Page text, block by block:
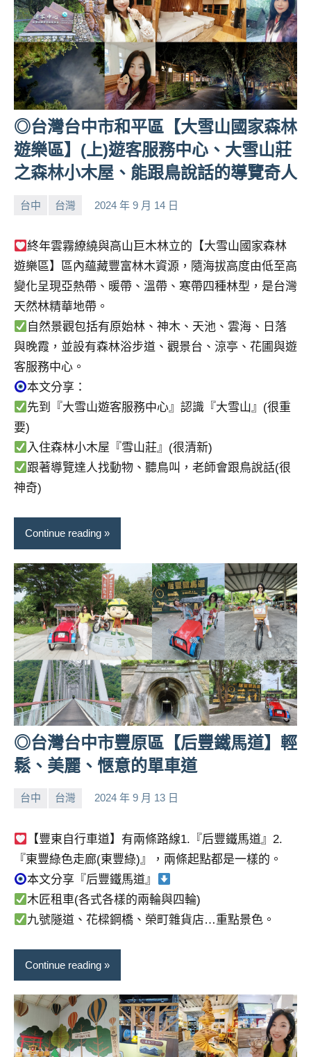
◎台灣台中市和平區【大雪山國家森林
遊樂區】(上)遊客服務中心、大雪山莊
之森林小木屋、能跟鳥說話的導覽奇人
台中 台灣 2024 年 9 月 14 日
小
No
終年雲霧繚繞與高山巨木林立的【大雪山國家森林
遊樂區】區內蘊藏豐富林木資源，隨海拔高度由低至高
變化呈現亞熱帶、暖帶、溫帶、寒帶四種林型，是台灣
天然林精華地帶。
自然景觀包括有原始林、神木、天池、雲海、日落
與晚霞，並設有森林浴步道、觀景台、涼亭、花圃與遊
客服務中心。
本文分享：
先到『大雪山遊客服務中心』認識『大雪山』(很重
要)
入住森林小木屋『雪山莊』(很清新)
跟著導覽達人找動物、聽鳥叫，老師會跟鳥說話(很
神奇)
Continue reading
◎台灣台中市豐原區【后豐鐵馬道】輕
鬆、美麗、愜意的單車道
台中 台灣 2024 年 9 月 13 日
【豐東自行車道】有兩條路線1.『后豐鐵馬道』2.
『東豐綠色走廊(東豐綠)』，兩條起點都是一樣的。
本文分享『后豐鐵馬道』
木匠租車(各式各樣的兩輪與四輪)
九號隧道、花樑鋼橋、榮町雜貨店…重點景色。
Continue reading